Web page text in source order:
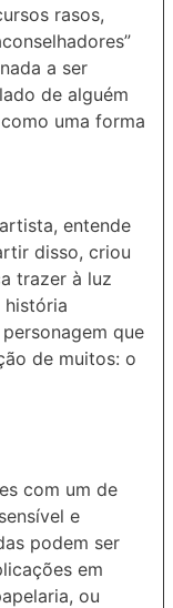
rasos,
a ser
de alguém
uma forma
entende
disso, criou
trazer à luz
história
que
de muitos: o
com um de
e
podem ser
em
ou